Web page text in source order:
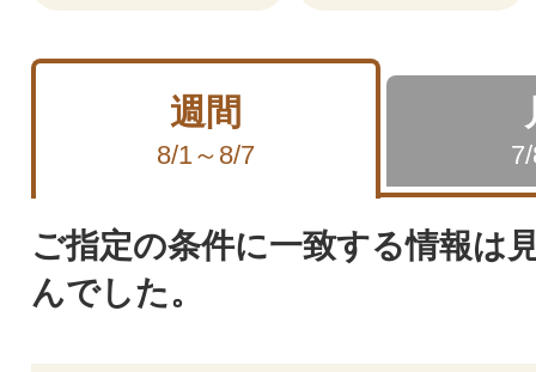
週間
8/1～8/7
ご指定の条件に一致する情報は
んでした。